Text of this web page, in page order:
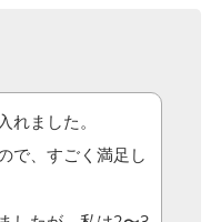
れました。
で、すごく満足し